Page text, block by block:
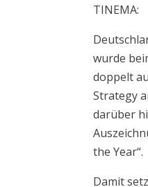
TINEMA:
wurde
doppelt
Strategy
darüber
the Year“.
Damit